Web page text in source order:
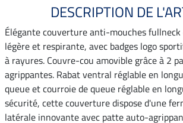
DESCRIPTION DE
Élégante couverture anti-mouches
légère et respirante, avec badges logo
à rayures. Couvre-cou amovible grâce à 2
agrippantes. Rabat ventral réglable en
queue et courroie de queue réglable en
sécurité, cette couverture dispose d'une
latérale innovante avec patte auto-